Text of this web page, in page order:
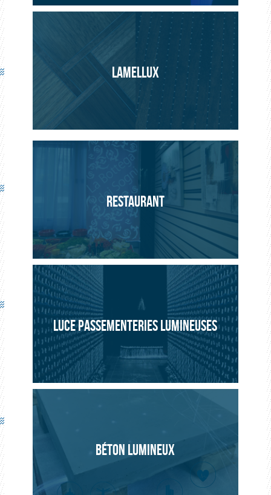
LAMELLUX
RESTAURANT
LUCE PASSEMENTERIES LUMINEUSES
BÉTON LUMINEUX